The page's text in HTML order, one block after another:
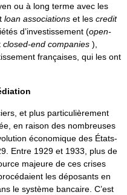
ou à long terme avec les
loan associations et les credit
d’investissement (open-
closed-end companies ),
françaises, qui les ont
et plus particulièrement
en raison des nombreuses
économique des États-
Entre 1929 et 1933, plus de
majeure de ces crises
les déposants en
le système bancaire. C’est